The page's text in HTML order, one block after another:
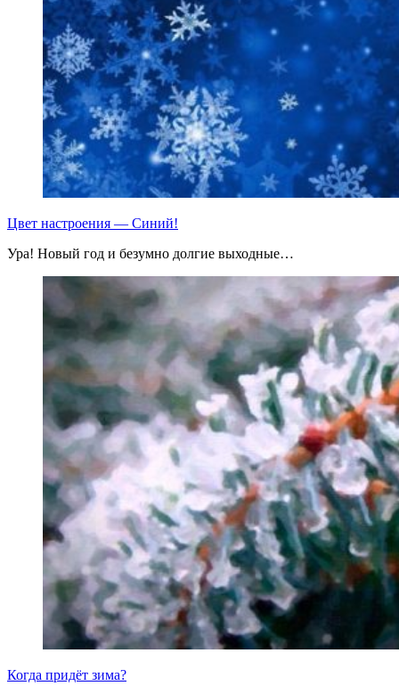
Цвет настроения — Синий!
Ура! Новый год и безумно долгие выходные…
Когда придёт зима?